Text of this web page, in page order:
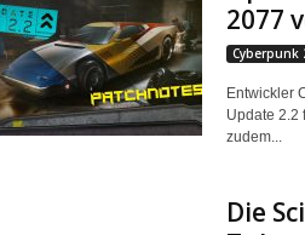
2077
Cyberpunk
Entwickler
Update 2.2
zudem...
Die